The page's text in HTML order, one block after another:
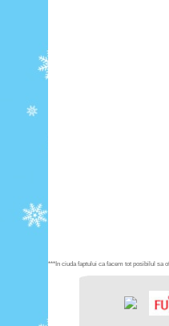
***In ciuda faptului ca facem tot posibilul sa